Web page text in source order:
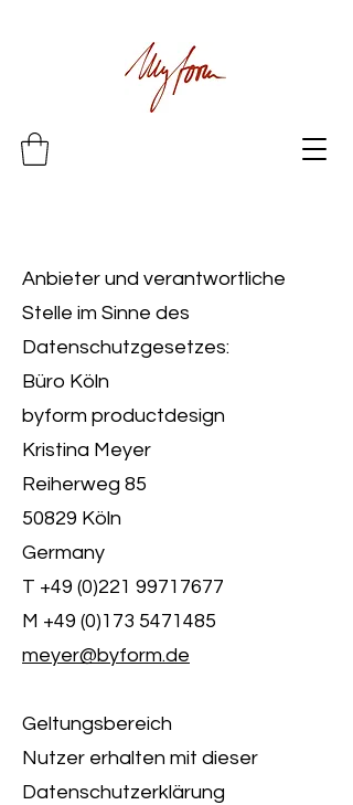
Anbieter und verantwortliche
Stelle im Sinne des
Datenschutzgesetzes:
Büro Köln
byform productdesign
Kristina Meyer
Reiherweg 85
50829 Köln
Germany
T +49 (0)221 99717677
M +49 (0)173 5471485
meyer@byform.de
Geltungsbereich
Nutzer erhalten mit dieser
Datenschutzerklärung